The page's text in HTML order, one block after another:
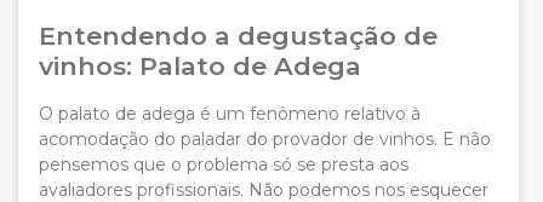
Entendendo a degustação de
vinhos: Palato de Adega
O palato de adega é um fenômeno relativo à
acomodação do paladar do provador de vinhos. E não
pensemos que o problema só se presta aos
avaliadores profissionais. Não podemos nos esquecer